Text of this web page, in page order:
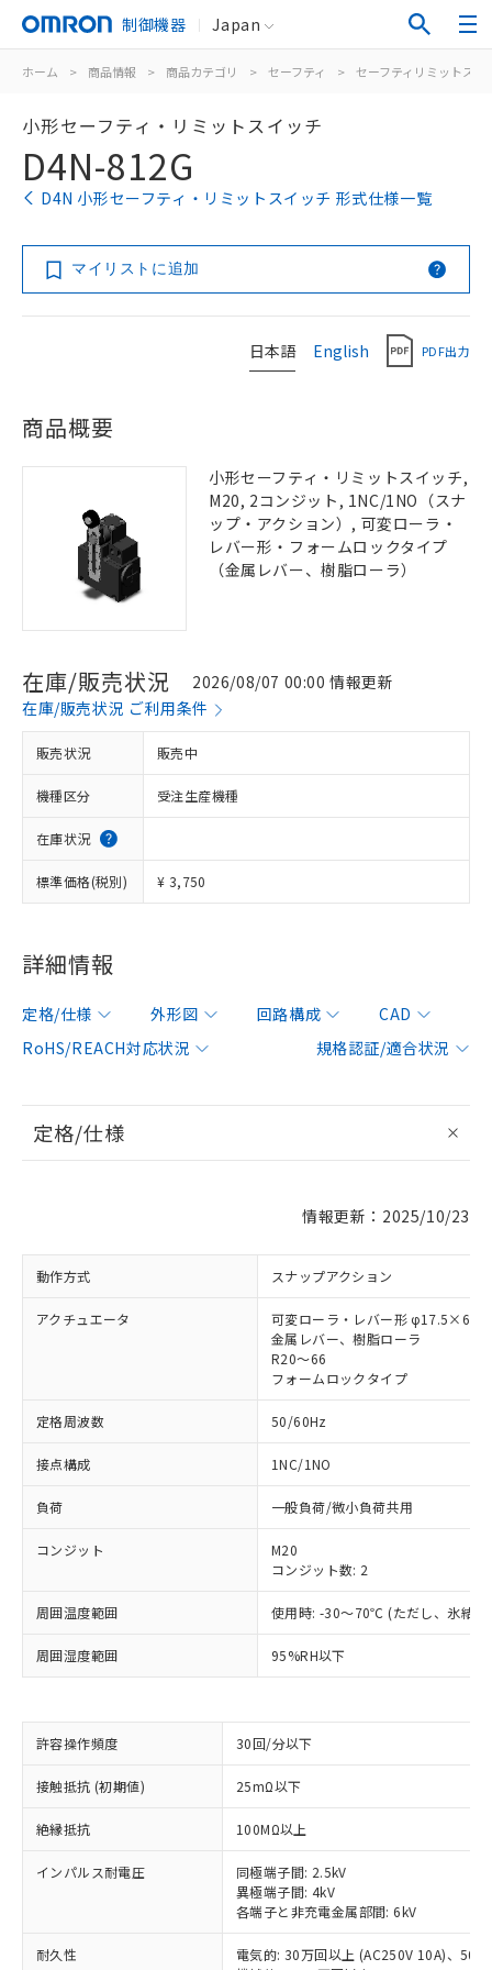
制御機器 Japan
ホーム > 商品情報 > 商品カテゴリ > セーフティ > セーフティリミットスイ
小形セーフティ・リミットスイッチ
D4N-812G
D4N 小形セーフティ・リミットスイッチ 形式仕様一覧
マイリストに追加
日本語 English PDF出力
商品概要
小形セーフティ・リミットスイッチ,
M20, 2コンジット, 1NC/1NO（スナ
ップ・アクション）, 可変ローラ・
レバー形・フォームロックタイプ
（金属レバー、樹脂ローラ）
在庫/販売状況
2026/08/07 00:00 情報更新
在庫/販売状況 ご利用条件
販売状況 販売中
機種区分 受注生産機種
在庫状況
標準価格(税別) ¥ 3,750
詳細情報
定格/仕様 外形図 回路構成
CAD
RoHS/REACH対応状況
規格認証/適合状況
定格/仕様
情報更新：2025/10/23
動作方式 スナップアクション
アクチュエータ
可変ローラ・レバー形 φ17.5×6.8
金属レバー、樹脂ローラ
R20～66
フォームロックタイプ
定格周波数 50/60Hz
接点構成 1NC/1NO
負荷 一般負荷/微小負荷共用
コンジット
M20
コンジット数: 2
周囲温度範囲 使用時: -30～70℃ (ただし、氷結し
周囲湿度範囲 95%RH以下
許容操作頻度 30回/分以下
接触抵抗 (初期値) 25mΩ以下
絶縁抵抗 100MΩ以上
インパルス耐電圧
同極端子間: 2.5kV
異極端子間: 4kV
各端子と非充電金属部間: 6kV
耐久性
電気的: 30万回以上 (AC250V 10A)、50
ご利用条件
※1 対応状況
対応済み：EU RoHS指令（10物質）の
非含有に対応した製品が提供可能な商品で
す。
対応予定：EU RoHS指令（10物質）の非含
有に対応した製品に切り替える予定のある